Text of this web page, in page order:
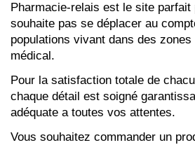
Pharmacie-relais est le site parfait
souhaite pas se déplacer au
populations vivant dans des
médical.
Pour la satisfaction totale de
chaque détail est soigné
adéquate a toutes vos attentes.
Vous souhaitez commander un